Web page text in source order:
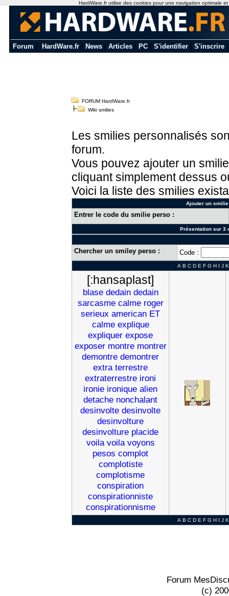
Forum HardWare.fr News Articles PC S'identifier S'inscrire
FORUM HardWare.fr
Wiki smilies
Les smilies personnalisés
forum.
Vous pouvez ajouter un
cliquant simplement dessus
Voici la liste des smilies
Ajouter un
Entrer le code du smilie perso :
Présentation sur 3
Chercher un smiley perso : Code :
A B C D E F G H I J K
[:hansaplast]
blase dedain dedain
sarcasme calme roger
serieux american ET
calme explique
expliquer expose
exposer montre montrer
demontre demontrer
extra terrestre
extraterrestre ironi
ironie ironique alien
detache nonchalant
desinvolte desinvolte
desinvolture
desinvolture placide
voila voila voyons
pesos complot
complotiste
complotisme
conspiration
conspirationniste
conspirationnisme
A B C D E F G H I J K
Forum
(c)
HardWare.fr utilise des cookies pour une navigation optimale